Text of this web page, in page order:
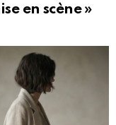
en scène »